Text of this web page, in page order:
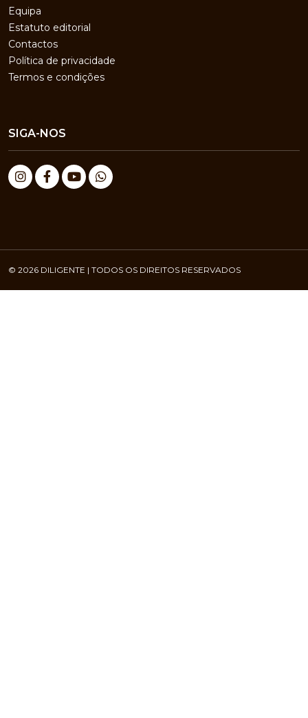
Equipa
Estatuto editorial
Contactos
Política de privacidade
Termos e condições
SIGA-NOS
© 2026 DILIGENTE | TODOS OS DIREITOS RESERVADOS